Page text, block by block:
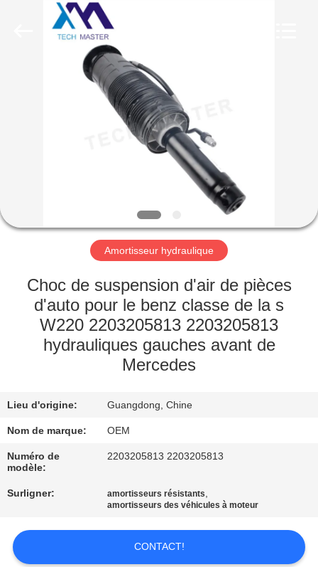
À
DE
NOUS
VISITE
CONTRÔLE
DE
QUALITÉ
NOUS
CONTACTER
Amortisseur hydraulique
Choc de suspension d'air de pièces
d'auto pour le benz classe de la s
W220 2203205813 2203205813
hydrauliques gauches avant de
Mercedes
Lieu d'origine: Guangdong, Chine
Nom de marque: OEM
Numéro de
modèle:
2203205813 2203205813
Surligner: amortisseurs résistants,
amortisseurs des véhicules à moteur
CONTACT!